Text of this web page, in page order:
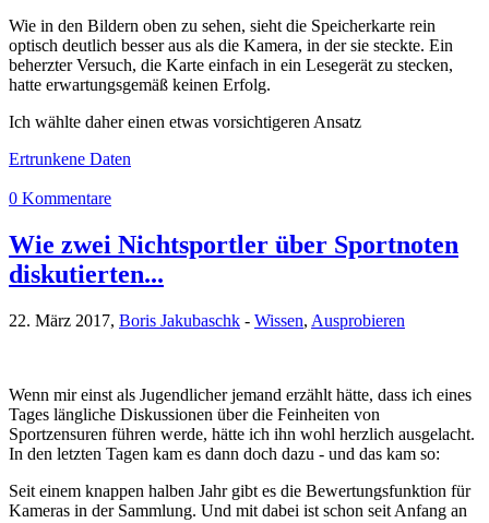
Wie in den Bildern oben zu sehen, sieht die Speicherkarte rein
optisch deutlich besser aus als die Kamera, in der sie steckte. Ein
beherzter Versuch, die Karte einfach in ein Lesegerät zu stecken,
hatte erwartungsgemäß keinen Erfolg.
Ich wählte daher einen etwas vorsichtigeren Ansatz
Ertrunkene Daten
0 Kommentare
Wie zwei Nichtsportler über Sportnoten
diskutierten...
22. März 2017, Boris Jakubaschk - Wissen, Ausprobieren
Wenn mir einst als Jugendlicher jemand erzählt hätte, dass ich eines
Tages längliche Diskussionen über die Feinheiten von
Sportzensuren führen werde, hätte ich ihn wohl herzlich ausgelacht.
In den letzten Tagen kam es dann doch dazu - und das kam so:
Seit einem knappen halben Jahr gibt es die Bewertungsfunktion für
Kameras in der Sammlung. Und mit dabei ist schon seit Anfang an